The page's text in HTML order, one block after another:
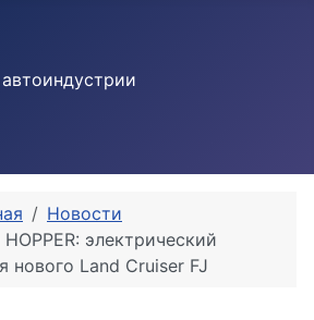
Новости
электрический
нового Land Cruiser FJ